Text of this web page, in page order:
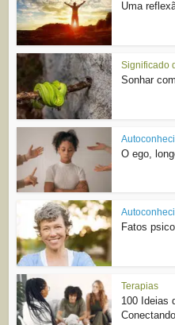
Uma
Significado
Sonhar
O ego,
Fatos
Terapias
100 Ideias